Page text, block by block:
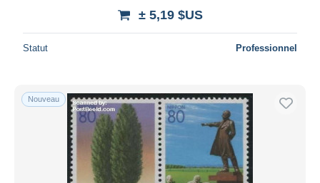
± 5,19 $US
Statut Professionnel
Nouveau